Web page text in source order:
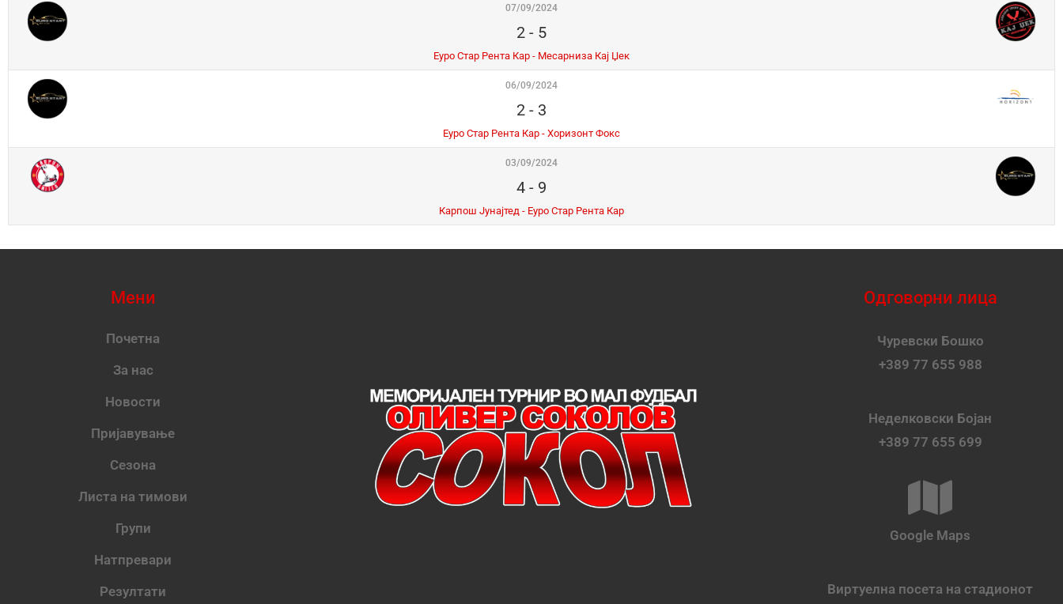
07/09/2024
2 - 5
Еуро Стар Рента Кар - Месарниза Кај Џек
06/09/2024
2 - 3
Еуро Стар Рента Кар - Хоризонт Фокс
03/09/2024
4 - 9
Карпош Јунајтед - Еуро Стар Рента Кар
Мени
Почетна
За нас
Новости
Пријавување
Сезона
Листа на тимови
Групи
Натпревари
Резултати
Одговорни лица
Чуревски Бошко
+389 77 655 988
Неделковски Бојан
+389 77 655 699
Google Maps
Виртуелна посета на стадионот